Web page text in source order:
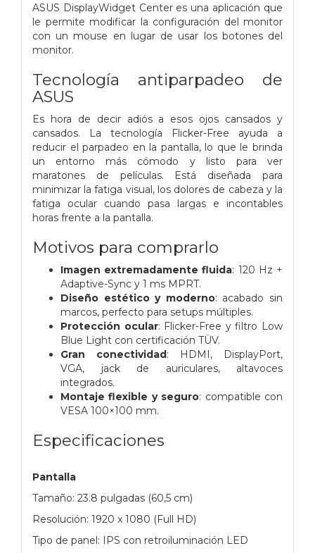
ASUS DisplayWidget Center es una aplicación que
le permite modificar la configuración del monitor
con un mouse en lugar de usar los botones del
monitor.
Tecnología antiparpadeo de
ASUS
Es hora de decir adiós a esos ojos cansados ​​y
cansados. La tecnología Flicker-Free ayuda a
reducir el parpadeo en la pantalla, lo que le brinda
un entorno más cómodo y listo para ver
maratones de películas. Está diseñada para
minimizar la fatiga visual, los dolores de cabeza y la
fatiga ocular cuando pasa largas e incontables
horas frente a la pantalla.
Motivos para comprarlo
Imagen extremadamente fluida: 120 Hz +
Adaptive-Sync y 1 ms MPRT.
Diseño estético y moderno: acabado sin
marcos, perfecto para setups múltiples.
Protección ocular: Flicker-Free y filtro Low
Blue Light con certificación TÜV.
Gran conectividad: HDMI, DisplayPort,
VGA, jack de auriculares, altavoces
integrados.
Montaje flexible y seguro: compatible con
VESA 100×100 mm.
Especificaciones
Pantalla
Tamaño: 23.8 pulgadas (60,5 cm)
Resolución: 1920 x 1080 (Full HD)
Tipo de panel: IPS con retroiluminación LED